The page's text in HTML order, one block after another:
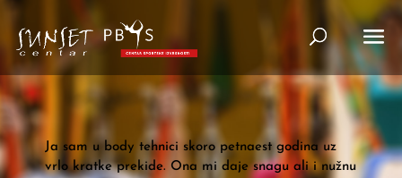
Ja sam u body tehnici skoro petnaest godina uz
vrlo kratke prekide. Ona mi daje snagu ali i nužnu